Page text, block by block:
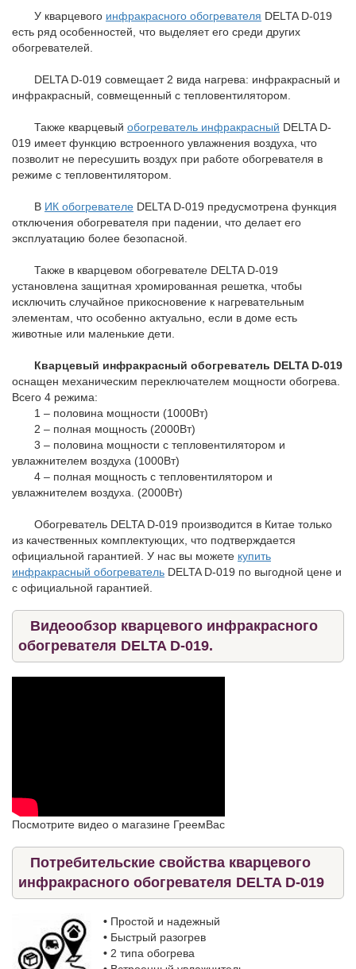
У кварцевого инфракрасного обогревателя DELTA D-019
есть ряд особенностей, что выделяет его среди других
обогревателей.
DELTA D-019 совмещает 2 вида нагрева: инфракрасный и
инфракрасный, совмещенный с тепловентилятором.
Также кварцевый обогреватель инфракрасный DELTA D-
019 имеет функцию встроенного увлажнения воздуха, что
позволит не пересушить воздух при работе обогревателя в
режиме с тепловентилятором.
В ИК обогревателе DELTA D-019 предусмотрена функция
отключения обогревателя при падении, что делает его
эксплуатацию более безопасной.
Также в кварцевом обогревателе DELTA D-019
установлена защитная хромированная решетка, чтобы
исключить случайное прикосновение к нагревательным
элементам, что особенно актуально, если в доме есть
животные или маленькие дети.
Кварцевый инфракрасный обогреватель DELTA D-019
оснащен механическим переключателем мощности обогрева.
Всего 4 режима:
1 – половина мощности (1000Вт)
2 – полная мощность (2000Вт)
3 – половина мощности с тепловентилятором и
увлажнителем воздуха (1000Вт)
4 – полная мощность с тепловентилятором и
увлажнителем воздуха. (2000Вт)
Обогреватель DELTA D-019 производится в Китае только
из качественных комплектующих, что подтверждается
официальной гарантией. У нас вы можете купить
инфракрасный обогреватель DELTA D-019 по выгодной цене и
с официальной гарантией.
Видеообзор кварцевого инфракрасного
обогревателя DELTA D-019.
Посмотрите видео о магазине ГреемВас
Потребительские свойства кварцевого
инфракрасного обогревателя DELTA D-019
• Простой и надежный
• Быстрый разогрев
• 2 типа обогрева